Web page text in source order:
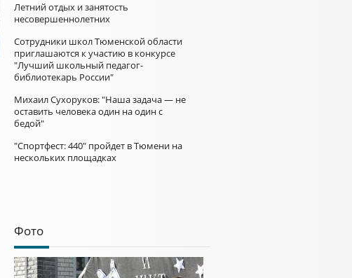
Летний отдых и занятость
несовершеннолетних
Сотрудники школ Тюменской области
приглашаются к участию в конкурсе
"Лучший школьный педагог-
библиотекарь России"
Михаил Сухоруков: "Наша задача — не
оставить человека один на один с
бедой"
"Спортфест: 440" пройдет в Тюмени на
нескольких площадках
Фото